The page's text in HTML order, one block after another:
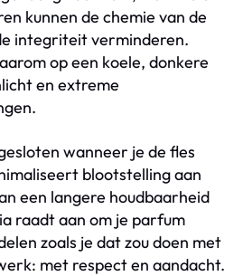
kunnen de chemie van de
integriteit verminderen.
op een koele, donkere
en extreme
wanneer je de fles
blootstelling aan
een langere houdbaarheid
raadt aan om je parfum
zoals je dat zou doen met
met respect en aandacht.